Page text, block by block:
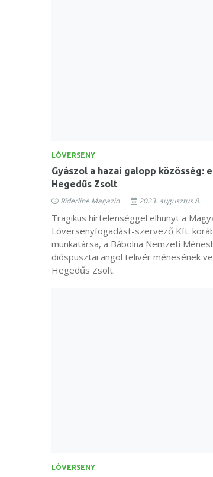
LÓVERSENY
Gyászol a hazai galopp közösség:
Hegedűs Zsolt
Riderline Magazin 2023. augusztus 8.
Tragikus hirtelenséggel elhunyt a
Lóversenyfogadást-szervező Kft.
munkatársa, a Bábolna Nemzeti
dióspusztai angol telivér ménesének
Hegedűs Zsolt.
LÓVERSENY